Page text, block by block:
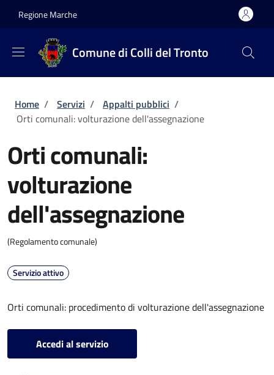
Regione Marche
Comune di Colli del Tronto
Briciole di pane
Home / Servizi / Appalti pubblici /
Orti comunali: volturazione dell'assegnazione
Orti comunali:
volturazione
dell'assegnazione
(Regolamento comunale)
Servizio attivo
Orti comunali: procedimento di volturazione dell'assegnazione
Accedi al servizio